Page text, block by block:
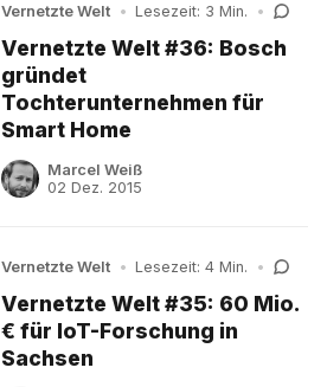
Vernetzte Welt • Lesezeit: 3 Min. •
Vernetzte Welt #36: Bosch
gründet
Tochterunternehmen für
Smart Home
Marcel Weiß
02 Dez. 2015
Vernetzte Welt • Lesezeit: 4 Min. •
Vernetzte Welt #35: 60 Mio.
€ für IoT-Forschung in
Sachsen